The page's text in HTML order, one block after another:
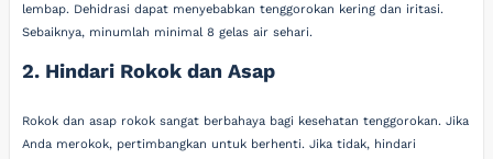
lembap. Dehidrasi dapat menyebabkan tenggorokan kering dan iritasi.
Sebaiknya, minumlah minimal 8 gelas air sehari.
2. Hindari Rokok dan Asap
Rokok dan asap rokok sangat berbahaya bagi kesehatan tenggorokan. Jika
Anda merokok, pertimbangkan untuk berhenti. Jika tidak, hindari